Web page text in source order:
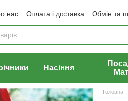
нас Оплата і доставка Обмін та
магазин
Угода користувача
Насіння
Головна